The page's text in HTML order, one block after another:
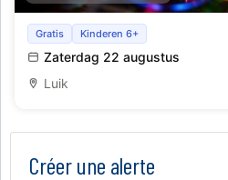
The night Caf’ Conc’ aux Olivettes.
Gratis Kinderen 6+
Zaterdag 22 augustus
Luik
Créer une alerte